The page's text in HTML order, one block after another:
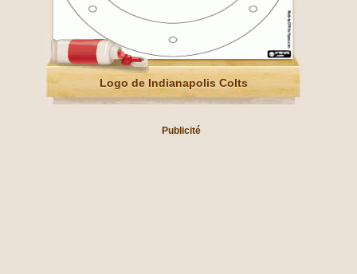
Logo de Indianapolis Colts
Publicité